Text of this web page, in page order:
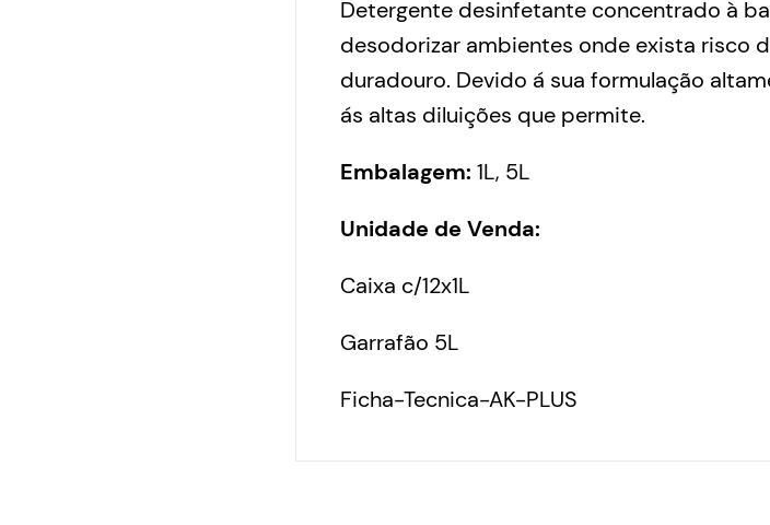
Detergente desinfetante concentrado à
desodorizar ambientes onde exista risco
duradouro. Devido á sua formulação
ás altas diluições que permite.
Embalagem: 1L, 5L
Unidade de Venda:
Caixa c/12x1L
Garrafão 5L
Ficha-Tecnica-AK-PLUS